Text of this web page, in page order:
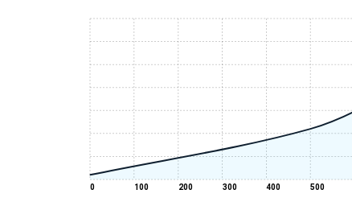
0 100 200 300 400 500